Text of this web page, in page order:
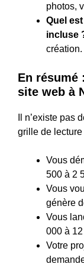
photos,
Quel
incluse
création.
En résumé
site web à
Il n’existe
grille de lecture
Vous
500 à 2
Vous
génère
Vous
000 à
Votre